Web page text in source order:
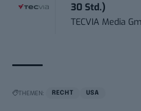
30 Std.)
TECVIA Media
THEMEN: RECHT USA